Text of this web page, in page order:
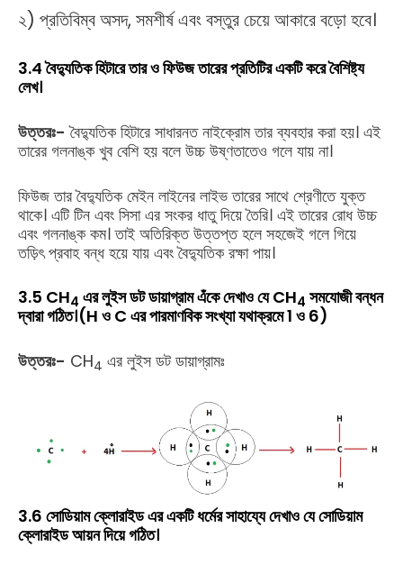
২) প্রতিবিম্ব অসদ, সমশীর্ষ এবং বস্তুর চেয়ে আকারে বড়ো হবে।
3.4 বৈদ্যুতিক হিটারে তার ও ফিউজ তারের প্রতিটির একটি করে বৈশিষ্ট্য
লেখ।
উত্তরঃ- বৈদ্যুতিক হিটারে সাধারনত নাইক্রোম তার ব্যবহার করা হয়। এই
তারের গলনাঙ্ক খুব বেশি হয় বলে উচ্চ উষ্ণতাতেও গলে যায় না।
ফিউজ তার বৈদ্যুতিক মেইন লাইনের লাইভ তারের সাথে শ্রেণীতে যুক্ত
থাকে। এটি টিন এবং সিসা এর সংকর ধাতু দিয়ে তৈরি। এই তারের রোধ উচ্চ
এবং গলনাঙ্ক কম। তাই অতিরিক্ত উত্তপ্ত হলে সহজেই গলে গিয়ে
তড়িৎ প্রবাহ বন্ধ হয়ে যায় এবং বৈদ্যুতিক রক্ষা পায়।
3.5 CH4 এর লুইস ডট ডায়াগ্রাম এঁকে দেখাও যে CH4 সমযোজী বন্ধন
দ্বারা গঠিত।(H ও C এর পারমাণবিক সংখ্যা যথাক্রমে 1 ও 6)
উত্তরঃ- CH4 এর লুইস ডট ডায়াগ্রামঃ
3.6 সোডিয়াম ক্লোরাইড এর একটি ধর্মের সাহায্যে দেখাও যে সোডিয়াম
ক্লোরাইড আয়ন দিয়ে গঠিত।